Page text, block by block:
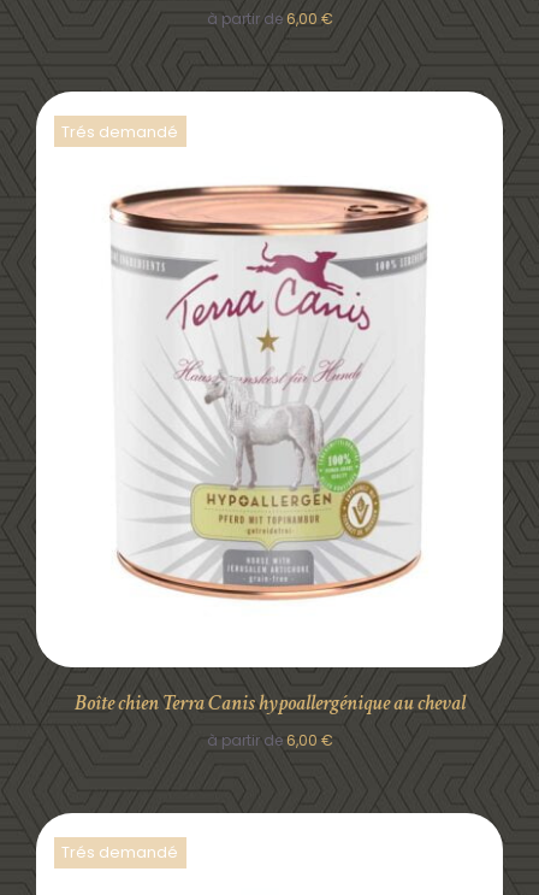
à partir de6,00 €
Trés demandé
DÉTAILS
Boîte chien Terra Canis hypoallergénique au cheval
à partir de6,00 €
Trés demandé